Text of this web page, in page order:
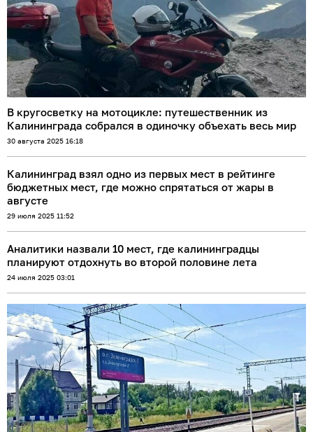
В кругосветку на мотоцикле: путешественник из
Калининграда собрался в одиночку объехать весь мир
30 августа 2025 16:18
Калининград взял одно из первых мест в рейтинге
бюджетных мест, где можно спрятаться от жары в
августе
29 июля 2025 11:52
Аналитики назвали 10 мест, где калининградцы
планируют отдохнуть во второй половине лета
24 июля 2025 03:01